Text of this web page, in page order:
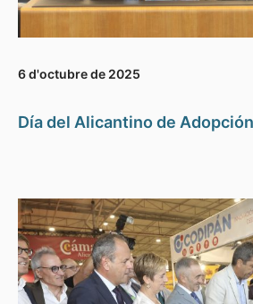
6 d'octubre de 2025
Día del Alicantino de